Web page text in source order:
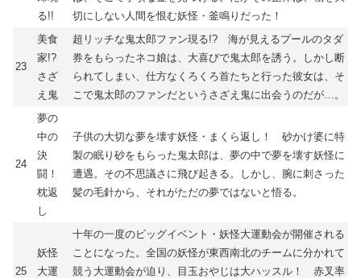
る!!
切にしない人間を恨む妖怪・釜鳴りだった！
23
美食
家!?
さざ
え鬼
超リッチな鬼太郎ファン現る!? 海が見えるプールのタダ
券をもらったネコ娘は、大喜びで鬼太郎を誘う。しかし断
られてしまい、仕方なくろくろ首たちと行った彼女は、そ
こで鬼太郎のファンだというさざえ鬼に出会うのだが…。
24
夢の
中の
決
闘！
枕返
し
子供の大切な夢を壊す妖怪・まくら返し！ 砂かけ婆に特
製の眠り砂をもらった鬼太郎は、夢の中で夢を壊す妖怪に
遭遇。その不思議さに飛び起きる。しかし、腕に刺さった
髪の毛針から、それがただの夢ではないと悟る。
25
妖怪
大運
十年の一度のビッグイベント・妖怪大運動会が開催される
ことになった。全国の妖怪が東西南北のチームに分かれて
競う大運動会が迫り、目玉おやじは大ハッスル！ 赤叉率